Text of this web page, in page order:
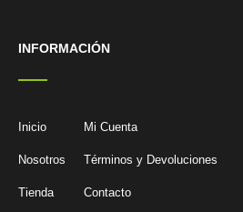
INFORMACIÓN
Inicio
Nosotros
Tienda
Mi Cuenta
Términos y Devoluciones
Contacto